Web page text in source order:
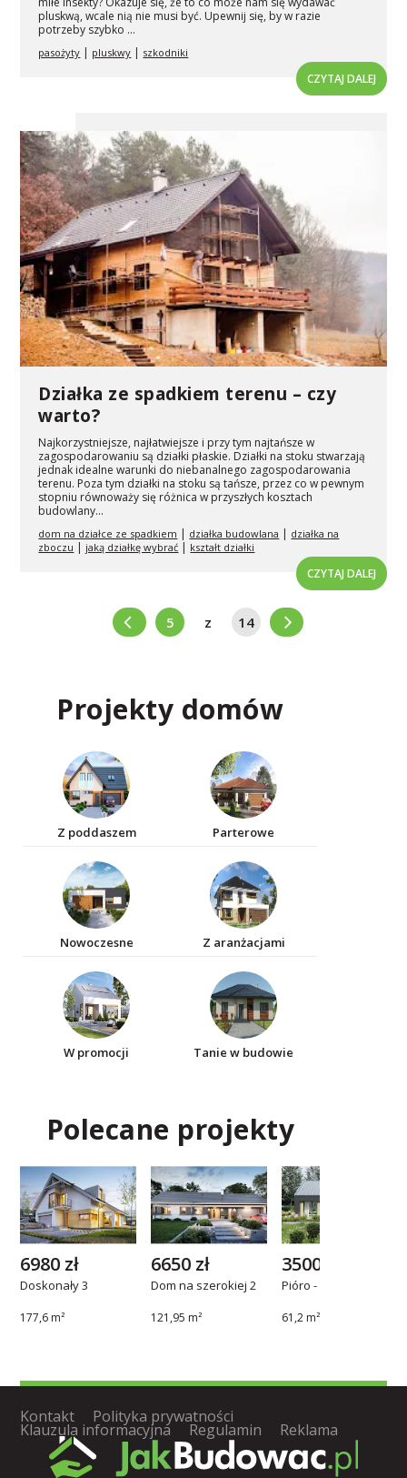
pluskwą, wcale nią nie musi być. Upewnij się, by w razie
potrzeby szybko ...
pasożyty | pluskwy | szkodniki
CZYTAJ DALEJ
Działka ze spadkiem terenu – czy
warto?
Najkorzystniejsze, najłatwiejsze i przy tym najtańsze w
zagospodarowaniu są działki płaskie. Działki na stoku stwarzają
jednak idealne warunki do niebanalnego zagospodarowania
terenu. Poza tym działki na stoku są tańsze, przez co w pewnym
stopniu równoważy się różnica w przyszłych kosztach
budowlany...
dom na działce ze spadkiem | działka budowlana | działka na
zboczu | jaką działkę wybrać | kształt działki
CZYTAJ DALEJ
5 z 14
Projekty domów
Z poddaszem Parterowe
Nowoczesne Z aranżacjami
W promocji Tanie w budowie
Polecane projekty
Doskonały 3
177,6 m²
6980 zł
Dom na szerokiej 2
121,95 m²
6650 zł
Pióro - 23
61,2 m²
3500 zł
Kontakt Polityka prywatności
Klauzula informacyjna Regulamin Reklama